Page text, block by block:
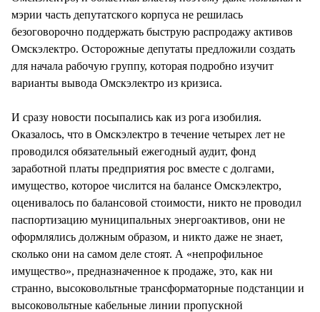
мэрии часть депутатского корпуса не решилась
безоговорочно поддержать быструю распродажу активов
Омскэлектро. Осторожные депутаты предложили создать
для начала рабочую группу, которая подробно изучит
варианты вывода Омскэлектро из кризиса.
И сразу новости посыпались как из рога изобилия.
Оказалось, что в Омскэлектро в течение четырех лет не
проводился обязательный ежегодный аудит, фонд
заработной платы предприятия рос вместе с долгами,
имущество, которое числится на балансе Омскэлектро,
оценивалось по балансовой стоимости, никто не проводил
паспортизацию муниципальных энергоактивов, они не
оформлялись должным образом, и никто даже не знает,
сколько они на самом деле стоят. А «непрофильное
имущество», предназначенное к продаже, это, как ни
странно, высоковольтные трансформаторные подстанции и
высоковольтные кабельные линии пропускной